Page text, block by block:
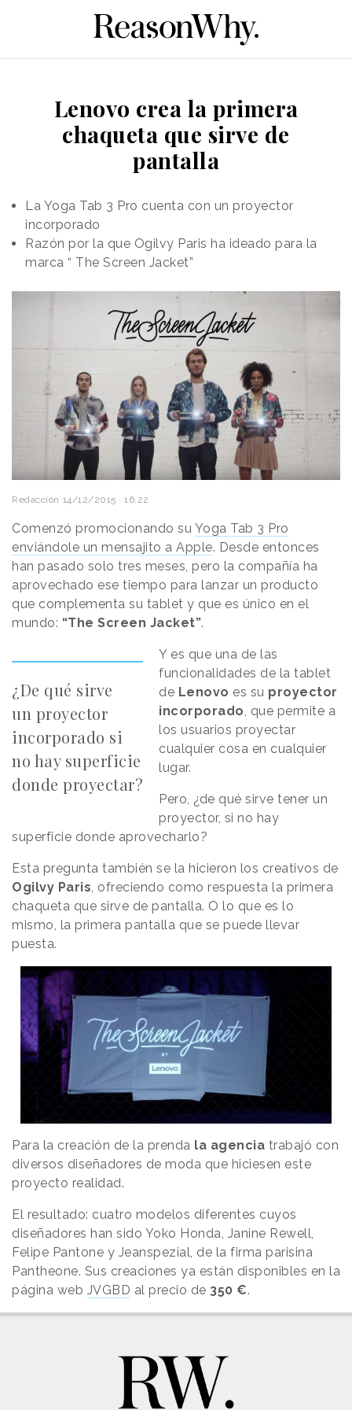
Lenovo crea la primera
chaqueta que sirve de
pantalla
La Yoga Tab 3 Pro cuenta con un proyector
incorporado
Razón por la que Ogilvy Paris ha ideado para la
marca “ The Screen Jacket”
Redacción 14/12/2015 · 16:22
Comenzó promocionando su Yoga Tab 3 Pro
enviándole un mensajito a Apple. Desde entonces
han pasado solo tres meses, pero la compañía ha
aprovechado ese tiempo para lanzar un producto
que complementa su tablet y que es único en el
mundo: “The Screen Jacket”.
¿De qué sirve
un proyector
incorporado si
no hay superficie
donde proyectar?
Y es que una de las
funcionalidades de la tablet
de Lenovo es su proyector
incorporado, que permite a
los usuarios proyectar
cualquier cosa en cualquier
lugar.
Pero, ¿de qué sirve tener un
proyector, si no hay
superficie donde aprovecharlo?
Esta pregunta también se la hicieron los creativos de
Ogilvy Paris, ofreciendo como respuesta la primera
chaqueta que sirve de pantalla. O lo que es lo
mismo, la primera pantalla que se puede llevar
puesta.
Para la creación de la prenda la agencia trabajó con
diversos diseñadores de moda que hiciesen este
proyecto realidad.
El resultado: cuatro modelos diferentes cuyos
diseñadores han sido Yoko Honda, Janine Rewell,
Felipe Pantone y Jeanspezial, de la firma parisina
Pantheone. Sus creaciones ya están disponibles en la
página web JVGBD al precio de 350 €.